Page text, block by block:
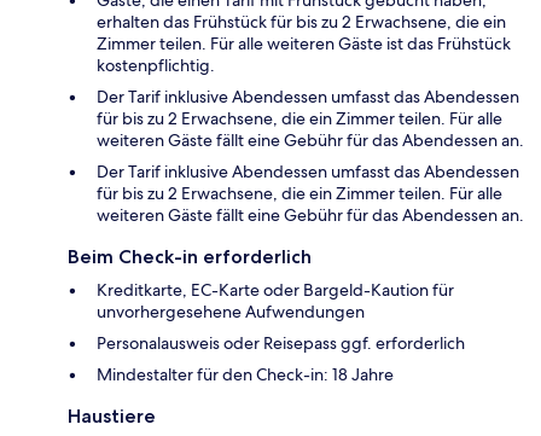
erhalten das Frühstück für bis zu 2 Erwachsene, die ein
Zimmer teilen. Für alle weiteren Gäste ist das Frühstück
kostenpflichtig.
Der Tarif inklusive Abendessen umfasst das Abendessen
für bis zu 2 Erwachsene, die ein Zimmer teilen. Für alle
weiteren Gäste fällt eine Gebühr für das Abendessen an.
Der Tarif inklusive Abendessen umfasst das Abendessen
für bis zu 2 Erwachsene, die ein Zimmer teilen. Für alle
weiteren Gäste fällt eine Gebühr für das Abendessen an.
Beim Check-in erforderlich
Kreditkarte, EC-Karte oder Bargeld-Kaution für
unvorhergesehene Aufwendungen
Personalausweis oder Reisepass ggf. erforderlich
Mindestalter für den Check-in: 18 Jahre
Haustiere